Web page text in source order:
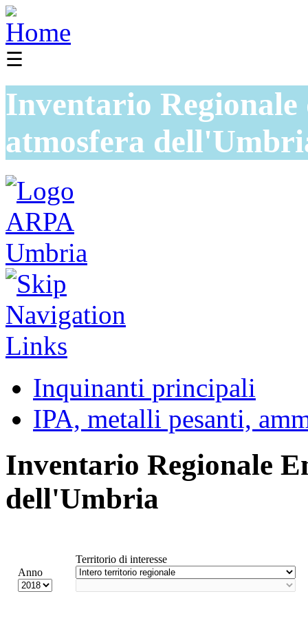
☰
Inventario
atmosfera
Inquinanti principali
IPA, metalli pesanti,
Inventario Regionale
dell'Umbria
Anno
Territorio di interesse